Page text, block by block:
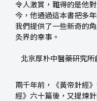
令人激賞，難得的是他
今，他通過這本書把多
我們提供了一些新奇的
灸界的幸事。
北京厚朴中醫藥研究
兩千年前，《黃帝針經
經》六十篇後，又提煉